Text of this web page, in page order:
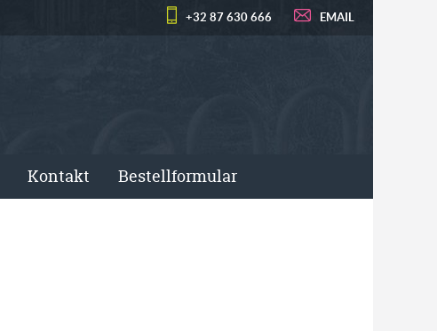
+32 87 630 666 EMAIL
Kontakt Bestellformular